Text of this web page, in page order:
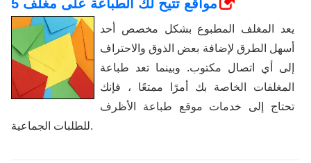
5 مواقع تتيح لك الطباعة على مغلف
يعد المغلف المطبوع بشكل مخصص أحد
أسهل الطرق لإضافة بعض الذوق والاحتراف
إلى أي اتصال مكتوب. وبينما تعد طباعة
المغلفات الخاصة بك أمرًا ممتعًا ، فإنك
تحتاج إلى خدمات موقع طباعة الأظرف
للطلبات الجماعية.